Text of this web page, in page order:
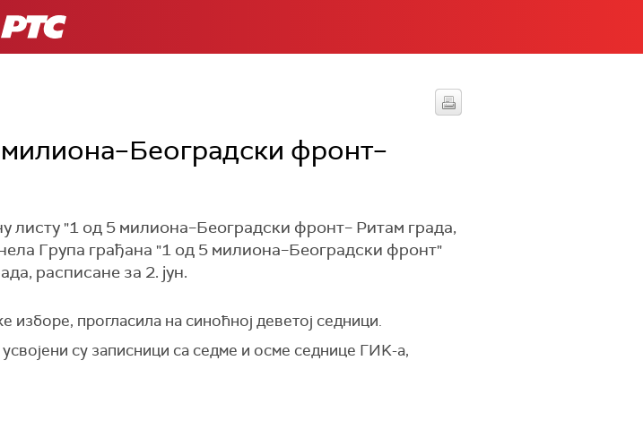
РТС
фронт–
листу "1 од 5 милиона–Београдски фронт– Ритам града,
Група грађана "1 од 5 милиона–Београдски фронт"
расписане за 2. јун.
изборе, прогласила на синоћној деветој седници.
су записници са седме и осме седнице ГИK-а,